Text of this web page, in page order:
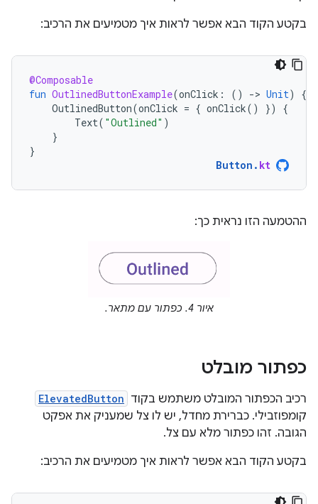
בקטע הקוד הבא אפשר לראות איך מטמיעים את הרכיב:
@Composable
fun OutlinedButtonExample(onClick : () -> Unit)
{
OutlinedButton(onClick = { onClick() })
{
Text( "Outlined" )
}
}
Button . kt
ההטמעה הזו נראית כך:
איור 4. כפתור עם מתאר.
כפתור מובלט
רכיב הכפתור המובלט משתמש בקוד ElevatedButton
קומפוזבילי. כברירת מחדל, יש לו צל שמעניק את אפקט
הגובה. זהו כפתור מלא עם צל.
בקטע הקוד הבא אפשר לראות איך מטמיעים את הרכיב: